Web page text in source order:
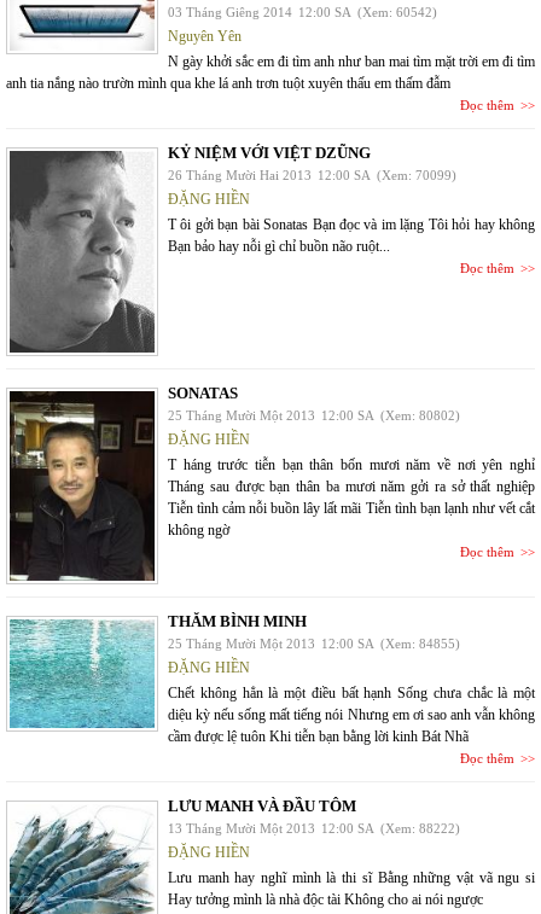
03 Tháng Giêng 2014 12:00 SA (Xem: 60542)
Nguyên Yên
N gày khởi sắc em đi tìm anh như ban mai tìm mặt trời em đi tìm
anh tia nắng nào trườn mình qua khe lá anh trơn tuột xuyên thấu em thấm đẫm
Đọc thêm
KỶ NIỆM VỚI VIỆT DZŨNG
26 Tháng Mười Hai 2013 12:00 SA (Xem: 70099)
ĐẶNG HIỀN
T ôi gởi bạn bài Sonatas Bạn đọc và im lặng Tôi hỏi hay không
Bạn bảo hay nỗi gì chỉ buồn não ruột...
Đọc thêm
SONATAS
25 Tháng Mười Một 2013 12:00 SA (Xem: 80802)
ĐẶNG HIỀN
T háng trước tiễn bạn thân bốn mươi năm về nơi yên nghỉ
Tháng sau được bạn thân ba mươi năm gởi ra sở thất nghiệp
Tiễn tình cảm nỗi buồn lây lất mãi Tiễn tình bạn lạnh như vết cắt
không ngờ
Đọc thêm
THĂM BÌNH MINH
25 Tháng Mười Một 2013 12:00 SA (Xem: 84855)
ĐẶNG HIỀN
Chết không hẳn là một điều bất hạnh Sống chưa chắc là một
diệu kỳ nếu sống mất tiếng nói Nhưng em ơi sao anh vẫn không
cầm được lệ tuôn Khi tiễn bạn bằng lời kinh Bát Nhã
Đọc thêm
LƯU MANH VÀ ĐẦU TÔM
13 Tháng Mười Một 2013 12:00 SA (Xem: 88222)
ĐẶNG HIỀN
Lưu manh hay nghĩ mình là thi sĩ Bằng những vật vã ngu si
Hay tưởng mình là nhà độc tài Không cho ai nói ngược